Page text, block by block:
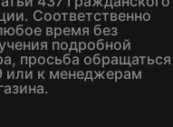
Соответственно
время без
подробной
просьба обращаться
или к менеджерам